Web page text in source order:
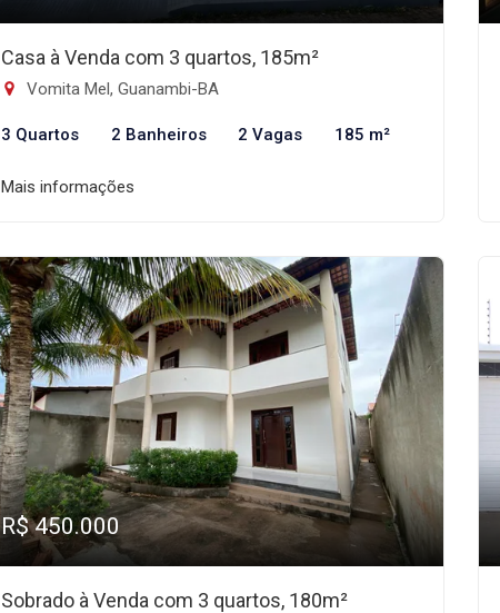
Casa à Venda com 3 quartos, 185m²
Vomita Mel, Guanambi-BA
3 Quartos 2 Banheiros 2 Vagas 185 m²
Mais informações
R$ 450.000
Sobrado à Venda com 3 quartos, 180m²